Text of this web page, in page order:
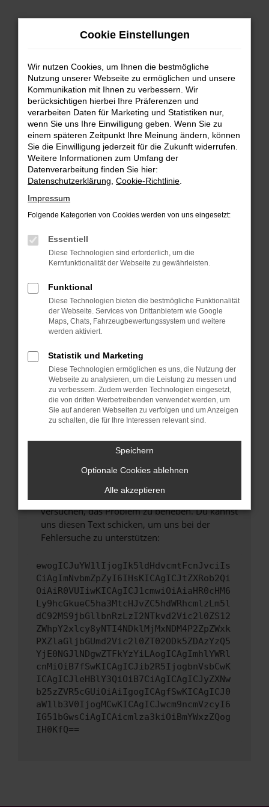
Zum
FEHLER: NETWORK ERROR
Beim Laden ist ein Fehler aufgetreten.
Hier sind ein paar Tipps, die dir helfen können:
Überprüfe deine Firewall und deine
Internetverbindung.
Laden andere Webseiten, zum Beispiel deine
Manche Erweiterungen, wie Werbeblocker,
verhindern. Funktioniert die Seite in einem
anderen Browser oder in einem privaten
Fenster?
Starte dein Gerät neu.
Probleme zu beheben.
Stelle sicher, dass dein Browser und dein
Betriebssystem auf dem neuesten Stand
sind.
Veraltete Software birgt nicht nur ein
Sicherheitsrisiko, sondern kann auch dazu
führen, dass bestimmte Funktionen nicht mehr
unterstützt werden.
Wende dich an den Webseitenbetreiber.
Wenn du alle oben genannten Schritte versucht
hast, kontaktiere uns bitte. Wir werden
versuchen, das Problem zu beheben. Du kannst
uns diesen Text schicken, um uns bei der
Fehlersuche zu unterstützen:
ewogICJuYW1lIjogIk5ldHdvcmtFcnJvciIs
CiAgImNvbmZpZyI6IHsKICAgICJtZXRob2Qi
OiAiR0VUIiwKICAgICJ1cmwiOiAiaHR0cHM6
Ly9hcGkueC5ha3MtcHJvZC5hdWRhcmlzLm5l
dC92MS9jbGllbnRzLzI2NTkvd2Vic2l0ZS12
ZWhpY2xlcy8yNTI4NDklMjMxNDM4P2ZpZWxk
PXZlaGljbGUmd2Vic2l0ZT02ODk5ZDAzYzQ5
YjE0NGJlNDgwZTFkYzYiLAogICAgImhlYWRl
cnMiOiB7fSwKICAgICJib2R5IjogbnVsbCwK
ICAgICJleHBlY3QiOiB7CiAgICAgICJyZXNw
b25zZVR5cGUiOiAiIgogICAgfSwKICAgICJ0
aW1lb3V0IjogMCwKICAgICJwcm9ncmVzcyI6
IG51bGwsCiAgICAicmlza3kiOiBmYWxzZQog
IH0KfQ==
Cookie Einstellungen
Wir nutzen Cookies, um Ihnen die bestmögliche
Nutzung unserer Webseite zu ermöglichen und unsere
Kommunikation mit Ihnen zu verbessern. Wir
berücksichtigen hierbei Ihre Präferenzen und
verarbeiten Daten für Marketing und Statistiken nur,
wenn Sie uns Ihre Einwilligung geben. Wenn Sie zu
einem späteren Zeitpunkt Ihre Meinung ändern, können
Sie die Einwilligung jederzeit für die Zukunft widerrufen.
Weitere Informationen zum Umfang der
Datenverarbeitung finden Sie hier:
Datenschutzerklärung Cookie-Richtlinie
Impressum
Folgende Kategorien von Cookies werden von uns eingesetzt:
Essentiell
Diese Technologien sind erforderlich, um die
Kernfunktionalität der Webseite zu gewährleisten.
Funktional
Diese Technologien bieten die bestmögliche Funktionalität
der Webseite. Services von Drittanbietern wie Google
Maps, Chats, Fahrzeugbewertungssystem und weitere
werden aktiviert.
Statistik und Marketing
Diese Technologien ermöglichen es uns, die Nutzung der
Webseite zu analysieren, um die Leistung zu messen und
zu verbessern. Zudem werden Technologien eingesetzt,
die von dritten Werbetreibenden verwendet werden, um
Sie auf anderen Webseiten zu verfolgen und um Anzeigen
zu schalten, die für Ihre Interessen relevant sind.
Speichern
Optionale Cookies ablehnen
Alle akzeptieren